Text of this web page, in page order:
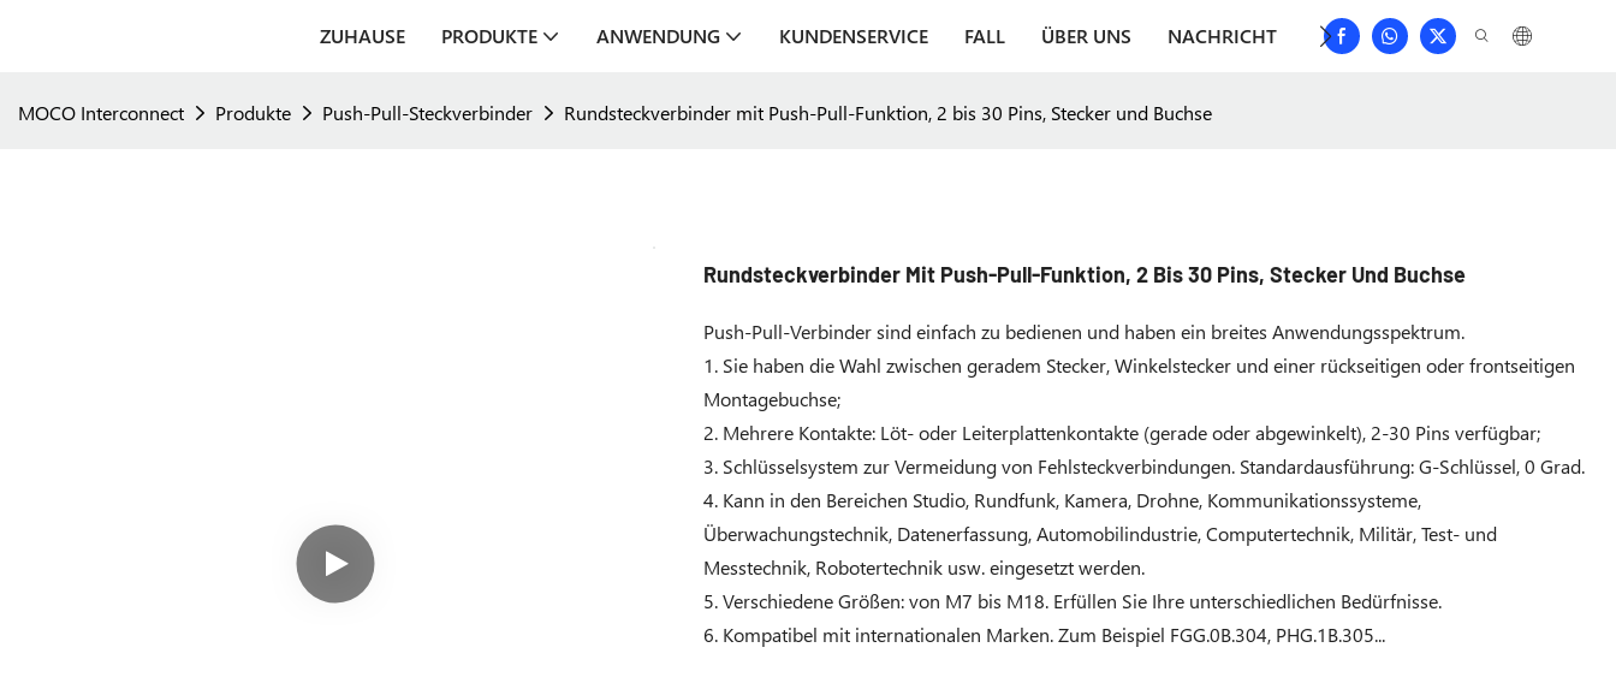
ZUHAUSE PRODUKTE ANWENDUNG KUNDENSERVICE FALL ÜBER UNS NACHRICHT HERUNTERLADEN
MOCO Interconnect Produkte Push-Pull-Steckverbinder Rundsteckverbinder mit Push-Pull-Funktion, 2 bis 30 Pins, Stecker und Buchse
Rundsteckverbinder Mit Push-Pull-Funktion, 2 Bis 30 Pins, Stecker Und Buchse
Push-Pull-Verbinder sind einfach zu bedienen und haben ein breites Anwendungsspektrum.
1. Sie haben die Wahl zwischen geradem Stecker, Winkelstecker und einer rückseitigen oder frontseitigen
Montagebuchse;
2. Mehrere Kontakte: Löt- oder Leiterplattenkontakte (gerade oder abgewinkelt), 2-30 Pins verfügbar;
3. Schlüsselsystem zur Vermeidung von Fehlsteckverbindungen. Standardausführung: G-Schlüssel, 0 Grad.
4. Kann in den Bereichen Studio, Rundfunk, Kamera, Drohne, Kommunikationssysteme,
Überwachungstechnik, Datenerfassung, Automobilindustrie, Computertechnik, Militär, Test- und
Messtechnik, Robotertechnik usw. eingesetzt werden.
5. Verschiedene Größen: von M7 bis M18. Erfüllen Sie Ihre unterschiedlichen Bedürfnisse.
6. Kompatibel mit internationalen Marken. Zum Beispiel FGG.0B.304, PHG.1B.305...